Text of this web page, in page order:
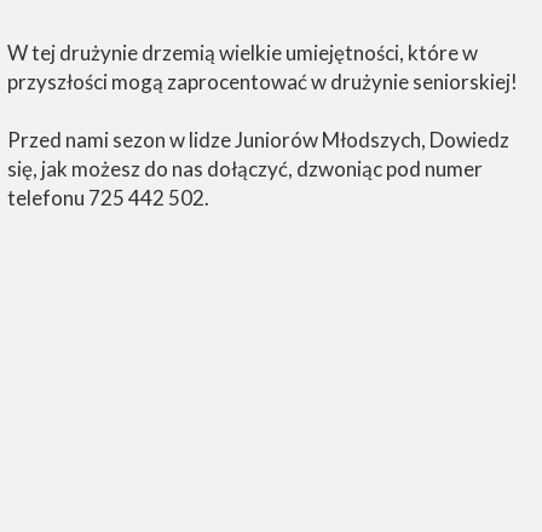
W tej drużynie drzemią wielkie umiejętności, które w
przyszłości mogą zaprocentować w drużynie seniorskiej!
Przed nami sezon w lidze Juniorów Młodszych, Dowiedz
się, jak możesz do nas dołączyć, dzwoniąc pod numer
telefonu 725 442 502.